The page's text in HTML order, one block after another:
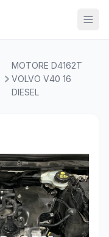
MOTORE D4162T
VOLVO V40 16
DIESEL